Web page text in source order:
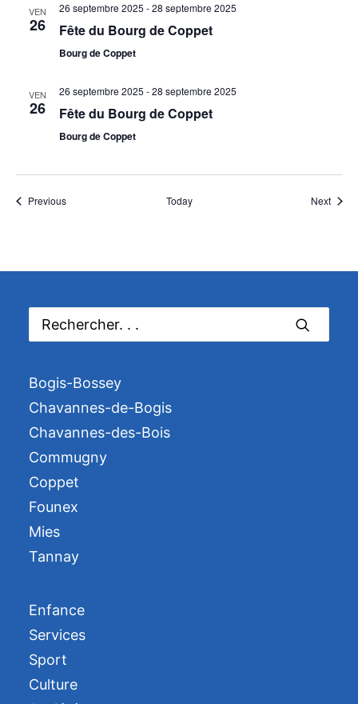
VEN
26
26 septembre 2025 -28 septembre 2025
Fête du Bourg de Coppet
Bourg de Coppet
VEN
26
26 septembre 2025 -28 septembre 2025
Fête du Bourg de Coppet
Bourg de Coppet
PreviousÉvénements Today Next
Bogis-Bossey
Chavannes-de-Bogis
Chavannes-des-Bois
Commugny
Coppet
Founex
Mies
Tannay
Enfance
Services
Sport
Culture